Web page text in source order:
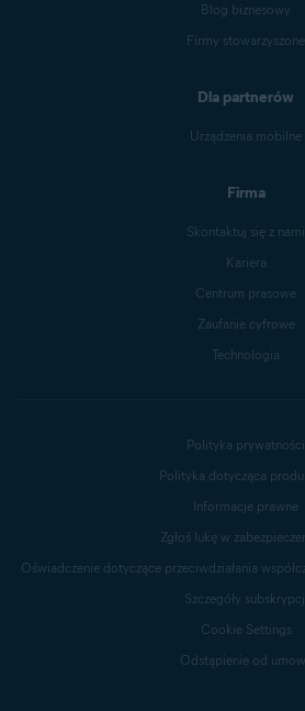
Blog biznesowy
Firmy stowarzyszone
Dla partnerów
Urządzenia mobilne
Firma
Skontaktuj się z nami
Kariera
Centrum prasowe
Zaufanie cyfrowe
Technologia
Polityka prywatności
Polityka dotycząca
Informacje prawne
Zgłoś lukę w
Oświadczenie dotyczące przeciwdziałania
Szczegóły
Cookie Settings
Odstąpienie od